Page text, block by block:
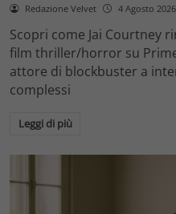
Redazione Velvet 4 Agosto 2026
Scopri come Jai Courtney
film thriller/horror su
attore di blockbuster a
complessi
Leggi di più